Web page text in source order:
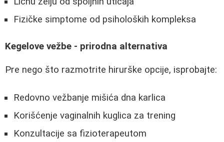
Fizičke simptome od psiholoških kompleksa
Kegelove vežbe - prirodna alternativa
Pre nego što razmotrite hirurške opcije, isprobajte:
Redovno vežbanje mišića dna karlica
Korišćenje vaginalnih kuglica za trening
Konzultacije sa fizioterapeutom